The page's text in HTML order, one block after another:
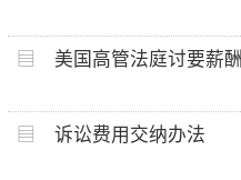
美国高管法庭讨要薪
诉讼费用交纳办法